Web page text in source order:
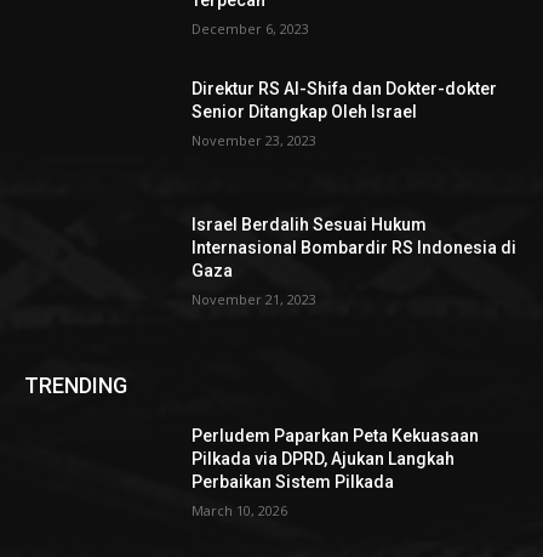
December 6, 2023
Direktur RS Al-Shifa dan Dokter-dokter
Senior Ditangkap Oleh Israel
November 23, 2023
Israel Berdalih Sesuai Hukum
Internasional Bombardir RS Indonesia di
Gaza
November 21, 2023
TRENDING
Perludem Paparkan Peta Kekuasaan
Pilkada via DPRD, Ajukan Langkah
Perbaikan Sistem Pilkada
March 10, 2026